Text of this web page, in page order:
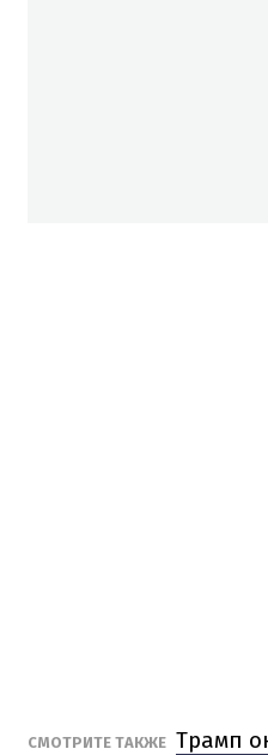
СМОТРИТЕ ТАКЖЕ Трамп